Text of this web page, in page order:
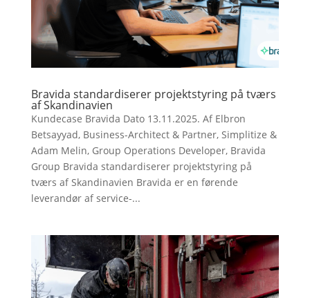
Bravida standardiserer projektstyring på tværs
af Skandinavien
Kundecase Bravida Dato 13.11.2025. Af Elbron
Betsayyad, Business-Architect & Partner, Simplitize &
Adam Melin, Group Operations Developer, Bravida
Group Bravida standardiserer projektstyring på
tværs af Skandinavien Bravida er en førende
leverandør af service-...